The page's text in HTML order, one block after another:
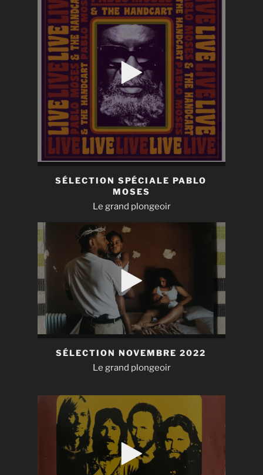
SÉLECTION SPÉCIALE PABLO
MOSES
Le grand plongeoir
SÉLECTION NOVEMBRE 2022
Le grand plongeoir